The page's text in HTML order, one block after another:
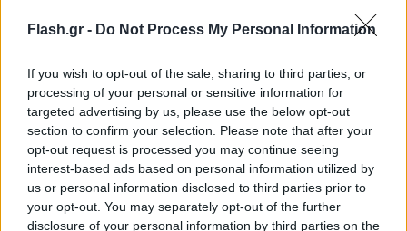
Flash.gr - Do Not Process My Personal Information
If you wish to opt-out of the sale, sharing to third parties, or
processing of your personal or sensitive information for
targeted advertising by us, please use the below opt-out
section to confirm your selection. Please note that after your
opt-out request is processed you may continue seeing
interest-based ads based on personal information utilized by
us or personal information disclosed to third parties prior to
your opt-out. You may separately opt-out of the further
disclosure of your personal information by third parties on the